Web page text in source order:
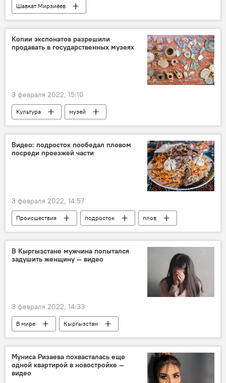
Шавкат Мирзиёев
Зимняя Олимпиада в Пекине - 2022
Копии экспонатов разрешили
продавать в государственных музеях
3 февраля 2022, 15:10
Культура музей
Видео: подросток пообедал пловом
посреди проезжей части
3 февраля 2022, 14:57
Происшествия подросток
плов
дорога
соцсети Ташкент
В Кыргызстане мужчина попытался
задушить женщину — видео
3 февраля 2022, 14:33
В мире
Кыргызстан
подозреваемые
нападение
Муниса Ризаева похвасталась еще
одной квартирой в новостройке —
видео